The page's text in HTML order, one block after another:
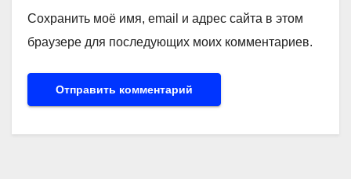
Сохранить моё имя, email и адрес сайта в этом
браузере для последующих моих комментариев.